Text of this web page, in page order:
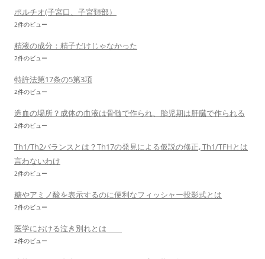
ポルチオ(子宮口、子宮頚部）
2件のビュー
精液の成分：精子だけじゃなかった
2件のビュー
特許法第17条の5第3項
2件のビュー
造血の場所？成体の血液は骨髄で作られ、胎児期は肝臓で作られる
2件のビュー
Th1/Th2バランスとは？Th17の発見による仮説の修正, Th1/TFHとは
言わないわけ
2件のビュー
糖やアミノ酸を表示するのに便利なフィッシャー投影式とは
2件のビュー
医学における泣き別れとは
2件のビュー